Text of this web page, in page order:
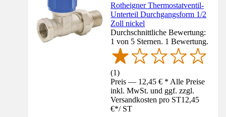
Rotheigner Thermostatventil-
Unterteil Durchgangsform 1/2
Zoll nickel
Durchschnittliche Bewertung:
1 von 5 Sternen. 1 Bewertung.
(1)
Preis — 12,45 € * Alle Preise
inkl. MwSt. und ggf. zzgl.
Versandkosten pro ST12,45
€*/ ST